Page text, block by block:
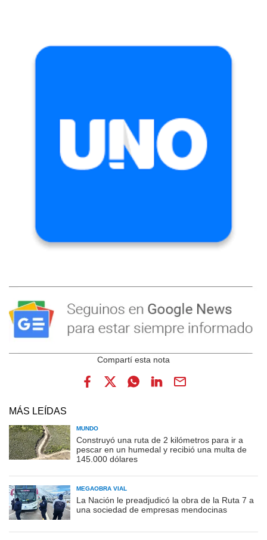
MÁS LEÍDAS
MUNDO
Construyó una ruta de 2 kilómetros para ir a
pescar en un humedal y recibió una multa de
145.000 dólares
MEGAOBRA VIAL
La Nación le preadjudicó la obra de la Ruta 7 a
una sociedad de empresas mendocinas